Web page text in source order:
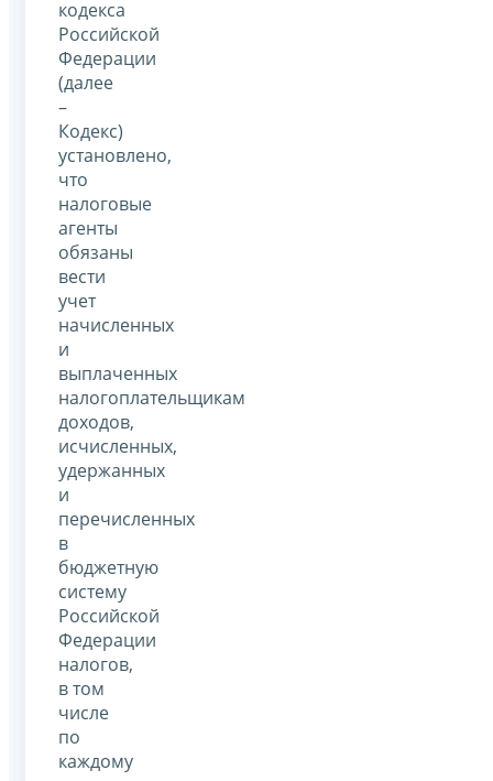
кодекса
Российской
Федерации
(далее
–
Кодекс)
установлено,
что
налоговые
агенты
обязаны
вести
учет
начисленных
и
выплаченных
налогоплательщикам
доходов,
исчисленных,
удержанных
и
перечисленных
в
бюджетную
систему
Российской
Федерации
налогов,
в том
числе
по
каждому